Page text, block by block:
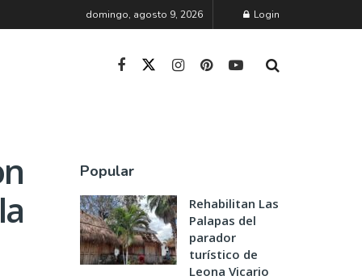
domingo, agosto 9, 2026 Login
Popular
Rehabilitan Las
Palapas del
parador
turístico de
Leona Vicario